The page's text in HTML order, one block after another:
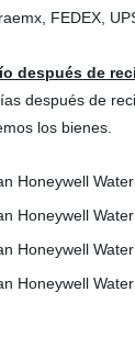
FEDEX,
después de
después de
los bienes.